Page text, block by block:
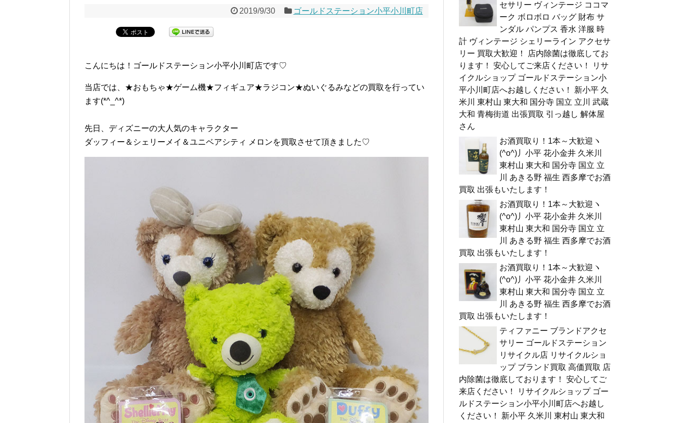
2019/9/30 ゴールドステーション小平小川町店
こんにちは！ゴールドステーション小平小川町店です♡
当店では、★おもちゃ★ゲーム機★フィギュア★ラジコン★ぬいぐるみなどの買取を行ってい
ます(*^_^*)
先日、ディズニーの大人気のキャラクター
ダッフィー＆シェリーメイ＆ユニベアシティ メロンを買取させて頂きました♡
セサリー ヴィンテージ ココマ
ーク ボロボロ バッグ 財布 サ
ンダル パンプス 香水 洋服 時
計 ヴィンテージ シェリーライン アクセサ
リー 買取大歓迎！ 店内除菌は徹底してお
ります！ 安心してご来店ください！ リサ
イクルショップ ゴールドステーション小
平小川町店へお越しください！ 新小平 久
米川 東村山 東大和 国分寺 国立 立川 武蔵
大和 青梅街道 出張買取 引っ越し 解体屋
さん
お酒買取り！1本～大歓迎ヽ
(^o^)丿小平 花小金井 久米川
東村山 東大和 国分寺 国立 立
川 あきる野 福生 西多摩でお酒
買取 出張もいたします！
お酒買取り！1本～大歓迎ヽ
(^o^)丿小平 花小金井 久米川
東村山 東大和 国分寺 国立 立
川 あきる野 福生 西多摩でお酒
買取 出張もいたします！
お酒買取り！1本～大歓迎ヽ
(^o^)丿小平 花小金井 久米川
東村山 東大和 国分寺 国立 立
川 あきる野 福生 西多摩でお酒
買取 出張もいたします！
ティファニー ブランドアクセ
サリー ゴールドステーション
リサイクル店 リサイクルショ
ップ ブランド買取 高価買取 店
内除菌は徹底しております！ 安心してご
来店ください！ リサイクルショップ ゴー
ルドステーション小平小川町店へお越し
ください！ 新小平 久米川 東村山 東大和